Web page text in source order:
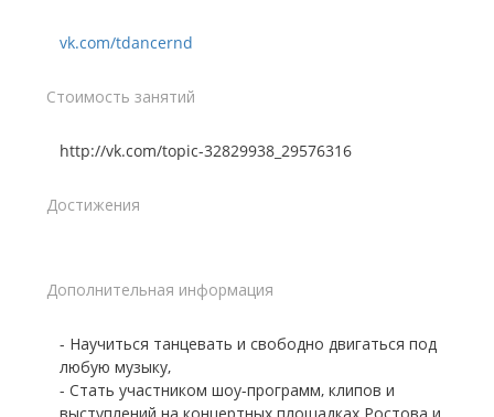
vk.com/tdancernd
Стоимость занятий
http://vk.com/topic-32829938_29576316
Достижения
Дополнительная информация
- Научиться танцевать и свободно двигаться под
любую музыку,
- Стать участником шоу-программ, клипов и